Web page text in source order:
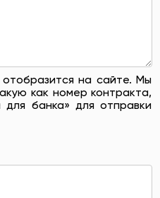
на сайте. Мы
​​как номер контракта,
банка» для отправки